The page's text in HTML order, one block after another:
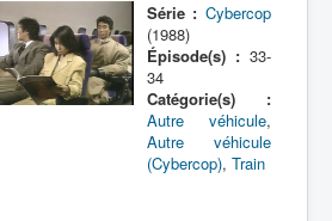
Série : Cybercop
(1988)
Épisode(s) :33-
34
Catégorie(s) :
Autre véhicule,
Autre véhicule
(Cybercop), Train